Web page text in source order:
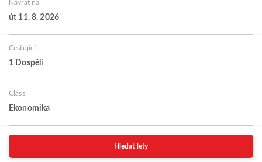
Návrat na
út 11. 8. 2026
Cestující
1 Dospělí
Class
Ekonomika
Hledat lety